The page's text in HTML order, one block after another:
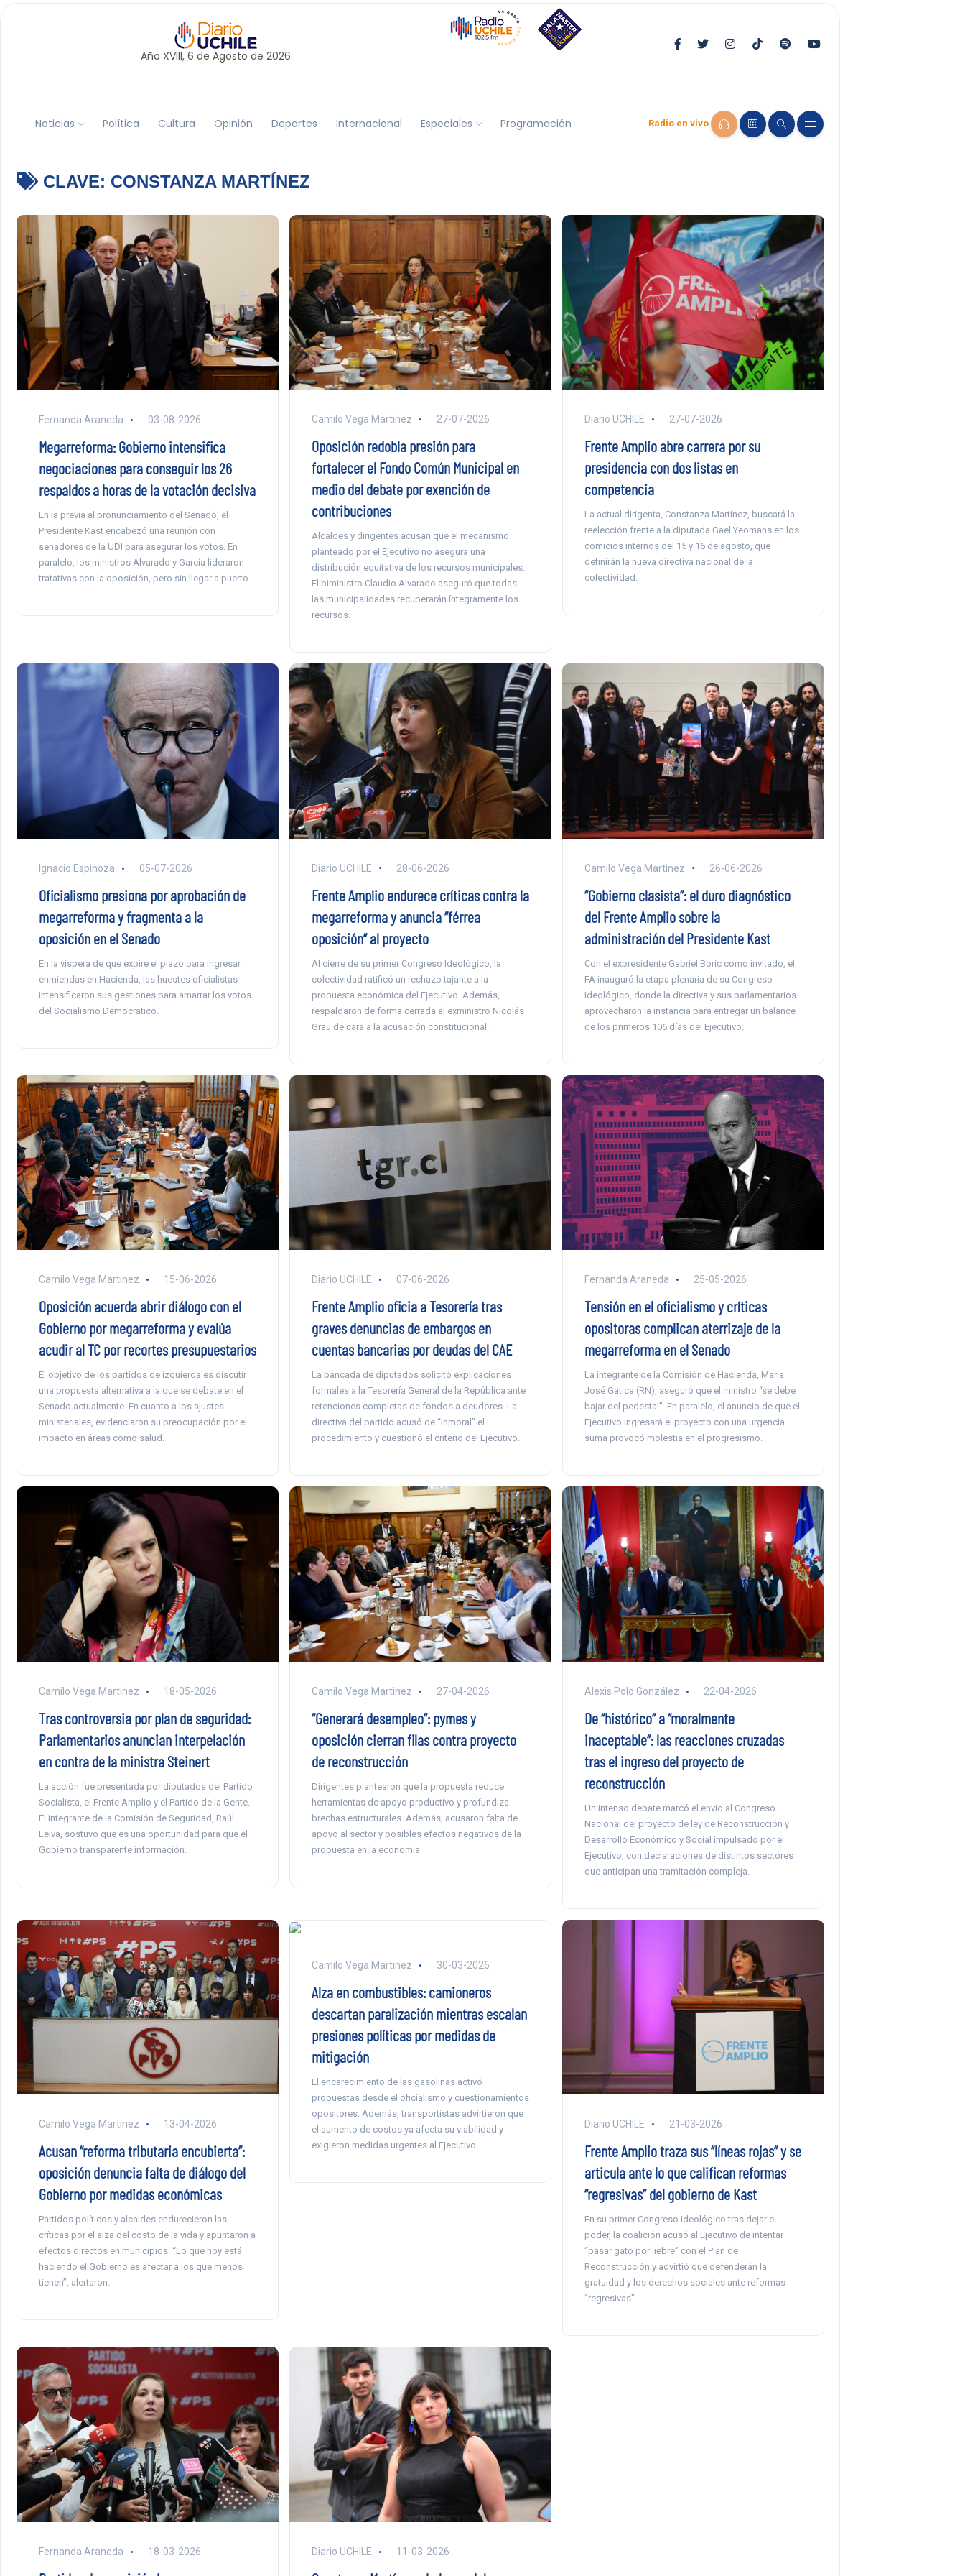
Año XVIII, 6 de Agosto de 2026
Noticias Política Cultura Opinión Deportes Internacional Especiales Programación Radio en vivo
CLAVE: CONSTANZA MARTÍNEZ
Fernanda Araneda 03-08-2026
Megarreforma: Gobierno intensifica
negociaciones para conseguir los 26
respaldos a horas de la votación decisiva
En la previa al pronunciamiento del Senado, el
Presidente Kast encabezó una reunión con
senadores de la UDI para asegurar los votos. En
paralelo, los ministros Alvarado y García lideraron
tratativas con la oposición, pero sin llegar a puerto.
Camilo Vega Martinez 27-07-2026
Oposición redobla presión para
fortalecer el Fondo Común Municipal en
medio del debate por exención de
contribuciones
Alcaldes y dirigentes acusan que el mecanismo
planteado por el Ejecutivo no asegura una
distribución equitativa de los recursos municipales.
El biministro Claudio Alvarado aseguró que todas
las municipalidades recuperarán íntegramente los
recursos.
Diario UCHILE 27-07-2026
Frente Amplio abre carrera por su
presidencia con dos listas en
competencia
La actual dirigenta, Constanza Martínez, buscará la
reelección frente a la diputada Gael Yeomans en los
comicios internos del 15 y 16 de agosto, que
definirán la nueva directiva nacional de la
colectividad.
Ignacio Espinoza 05-07-2026
Oficialismo presiona por aprobación de
megarreforma y fragmenta a la
oposición en el Senado
En la víspera de que expire el plazo para ingresar
enmiendas en Hacienda, las huestes oficialistas
intensificaron sus gestiones para amarrar los votos
del Socialismo Democrático.
Diario UCHILE 28-06-2026
Frente Amplio endurece críticas contra la
megarreforma y anuncia “férrea
oposición” al proyecto
Al cierre de su primer Congreso Ideológico, la
colectividad ratificó un rechazo tajante a la
propuesta económica del Ejecutivo. Además,
respaldaron de forma cerrada al exministro Nicolás
Grau de cara a la acusación constitucional.
Camilo Vega Martinez 26-06-2026
“Gobierno clasista”: el duro diagnóstico
del Frente Amplio sobre la
administración del Presidente Kast
Con el expresidente Gabriel Boric como invitado, el
FA inauguró la etapa plenaria de su Congreso
Ideológico, donde la directiva y sus parlamentarios
aprovecharon la instancia para entregar un balance
de los primeros 106 días del Ejecutivo.
Camilo Vega Martinez 15-06-2026
Oposición acuerda abrir diálogo con el
Gobierno por megarreforma y evalúa
acudir al TC por recortes presupuestarios
El objetivo de los partidos de izquierda es discutir
una propuesta alternativa a la que se debate en el
Senado actualmente. En cuanto a los ajustes
ministeriales, evidenciaron su preocupación por el
impacto en áreas como salud.
Diario UCHILE 07-06-2026
Frente Amplio oficia a Tesorería tras
graves denuncias de embargos en
cuentas bancarias por deudas del CAE
La bancada de diputados solicitó explicaciones
formales a la Tesorería General de la República ante
retenciones completas de fondos a deudores. La
directiva del partido acusó de “inmoral” el
procedimiento y cuestionó el criterio del Ejecutivo.
Fernanda Araneda 25-05-2026
Tensión en el oficialismo y críticas
opositoras complican aterrizaje de la
megarreforma en el Senado
La integrante de la Comisión de Hacienda, María
José Gatica (RN), aseguró que el ministro “se debe
bajar del pedestal”. En paralelo, el anuncio de que el
Ejecutivo ingresará el proyecto con una urgencia
suma provocó molestia en el progresismo.
Camilo Vega Martinez 18-05-2026
Tras controversia por plan de seguridad:
Parlamentarios anuncian interpelación
en contra de la ministra Steinert
La acción fue presentada por diputados del Partido
Socialista, el Frente Amplio y el Partido de la Gente.
El integrante de la Comisión de Seguridad, Raúl
Leiva, sostuvo que es una oportunidad para que el
Gobierno transparente información.
Camilo Vega Martinez 27-04-2026
“Generará desempleo”: pymes y
oposición cierran filas contra proyecto
de reconstrucción
Dirigentes plantearon que la propuesta reduce
herramientas de apoyo productivo y profundiza
brechas estructurales. Además, acusaron falta de
apoyo al sector y posibles efectos negativos de la
propuesta en la economía.
Alexis Polo González 22-04-2026
De “histórico” a “moralmente
inaceptable”: las reacciones cruzadas
tras el ingreso del proyecto de
reconstrucción
Un intenso debate marcó el envío al Congreso
Nacional del proyecto de ley de Reconstrucción y
Desarrollo Económico y Social impulsado por el
Ejecutivo, con declaraciones de distintos sectores
que anticipan una tramitación compleja.
Camilo Vega Martinez 13-04-2026
Acusan “reforma tributaria encubierta”:
oposición denuncia falta de diálogo del
Gobierno por medidas económicas
Partidos políticos y alcaldes endurecieron las
críticas por el alza del costo de la vida y apuntaron a
efectos directos en municipios. “Lo que hoy está
haciendo el Gobierno es afectar a los que menos
tienen”, alertaron.
Camilo Vega Martinez 30-03-2026
Alza en combustibles: camioneros
descartan paralización mientras escalan
presiones políticas por medidas de
mitigación
El encarecimiento de las gasolinas activó
propuestas desde el oficialismo y cuestionamientos
opositores. Además, transportistas advirtieron que
el aumento de costos ya afecta su viabilidad y
exigieron medidas urgentes al Ejecutivo.
Diario UCHILE 21-03-2026
Frente Amplio traza sus “líneas rojas” y se
articula ante lo que califican reformas
“regresivas” del gobierno de Kast
En su primer Congreso Ideológico tras dejar el
poder, la coalición acusó al Ejecutivo de intentar
“pasar gato por liebre” con el Plan de
Reconstrucción y advirtió que defenderán la
gratuidad y los derechos sociales ante reformas
“regresivas”.
Fernanda Araneda 18-03-2026 Diario UCHILE 11-03-2026